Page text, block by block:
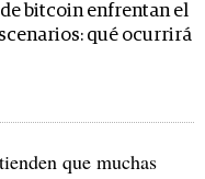
bitcoin enfrentan el
qué ocurrirá
que muchas